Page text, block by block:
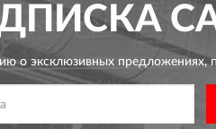
о эксклюзивных предложениях,